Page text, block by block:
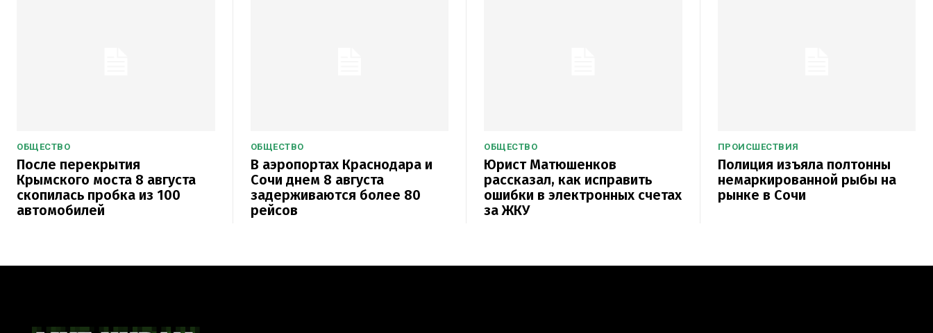
ОБЩЕСТВО
После перекрытия
Крымского моста 8 августа
скопилась пробка из 100
автомобилей
ОБЩЕСТВО
В аэропортах Краснодара и
Сочи днем 8 августа
задерживаются более 80
рейсов
ОБЩЕСТВО
Юрист Матюшенков
рассказал, как исправить
ошибки в электронных счетах
за ЖКУ
ПРОИСШЕСТВИЯ
Полиция изъяла полтонны
немаркированной рыбы на
рынке в Сочи